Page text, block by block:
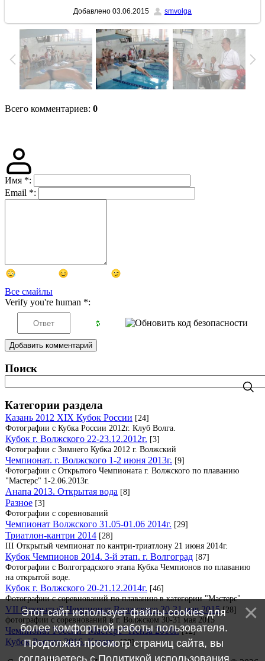
Добавлено 03.06.2015 smvolga
Всего комментариев: 0
Имя *:
Email *:
Все смайлы
Verify you're human *:
Добавить комментарий
Поиск
Категории раздела
Казань 2012 XIX Кубок России [24]
Фотографии с Кубка России 2012г. Клуб Волга.
Кубок г. Волжского 22-23.12.2012г. [3]
Фотографии с Зимнего Кубка 2012 г. Волжский
Чемпионат. г. Волжского 1-2 июня 2013г. [9]
Фотографии с Открытого Чемпионата г. Волжского по плаванию
"Мастерс" 1-2.06.2013г.
Анапа 2013. Открытая вода [8]
Разное [3]
Фотографии с соревнований
Чемпионат Волжского 31.05-01.06 2014г. [29]
Триатлон-кантри 2014 [28]
III Открытый чемпионат по кантри-триатлону 21 июня 2014г.
Кубок Чемпионов 2014. 3-й этап. г. Волгоград [87]
Фотографии с Волгоградского этапа Кубка Чемпионов по плаванию
на открытой воде.
Кубок г. Волжского 20-21.12.2014г. [46]
Фотографии с соревнований по плаванию в категории "Мастерс"
VII Открытый Чемпионат Волжского 30-31 мая 2015 [28]
фотографии с соревнований в г. Волжском 30-31 мая 2015
Чемпионат России "Мастерс" Пенза 2016г. [12]
Кубок России 2016. Казань. [38]
Этот сайт использует файлы cookies для
более комфортной работы пользователя.
Продолжая просмотр страниц сайта, вы
соглашаетесь сПолитикой использования